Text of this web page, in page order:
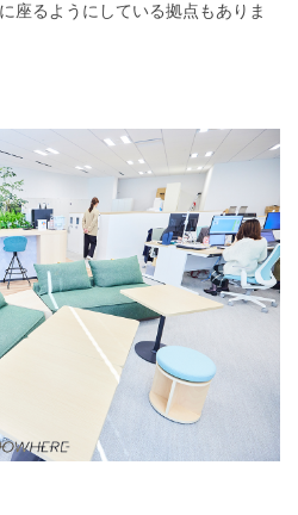
座るようにしている拠点もありま